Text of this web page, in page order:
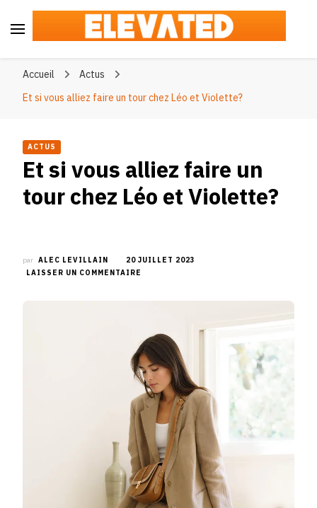
Accueil
Actus
Et si vous alliez faire un tour chez Léo et Violette?
ACTUS
Et si vous alliez faire un
tour chez Léo et Violette?
par ALEC LEVILLAIN
20 JUILLET 2023
LAISSER UN COMMENTAIRE
FAIRE
UN
TOUR
CHEZ
LÉO
ET
VIOLETTE?